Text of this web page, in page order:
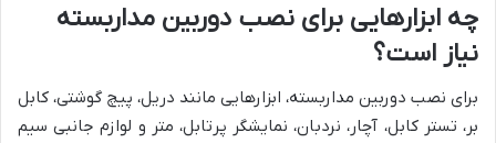
چه ابزارهایی برای نصب دوربین مداربسته
نیاز است؟
برای نصب دوربین مداربسته، ابزارهایی مانند دریل، پیچ گوشتی، کابل
بر، تستر کابل، آچار، نردبان، نمایشگر پرتابل، متر و لوازم جانبی سیم